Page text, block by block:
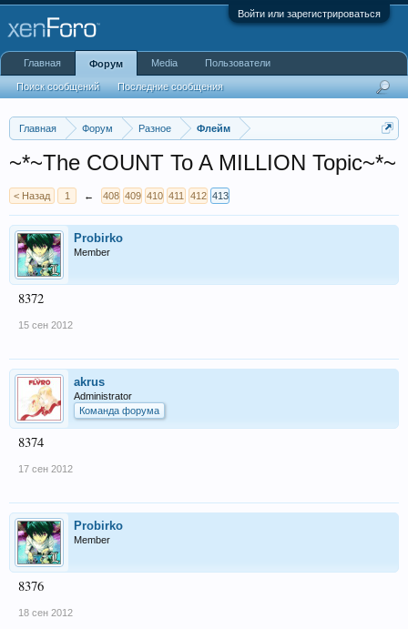
Войти или зарегистрироваться
Главная Форум Разное Флейм
~*~The COUNT To A MILLION Topic~*~
< Назад 1 ← 408 409 410 411 412 413
Probirko
Member
8372
15 сен 2012
akrus
Administrator
Команда форума
8374
17 сен 2012
Probirko
Member
8376
18 сен 2012
Главная Форум
Поиск сообщений Последние сообщения
Media Пользователи